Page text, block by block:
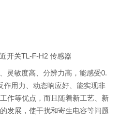
开关TL-F-H2 传感器
灵敏度高、分辨力高，能感受0.
作用力、动态响应好、能实现非
作等优点，而且随着新工艺、新
发展，使干扰和寄生电容等问题